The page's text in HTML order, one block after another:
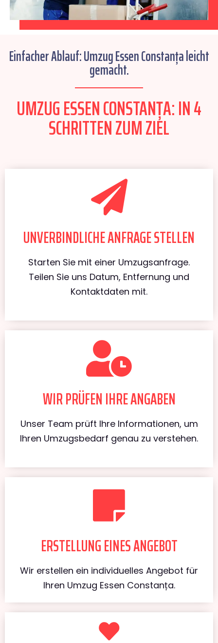
Einfacher Ablauf: Umzug Essen Constanța leicht
gemacht.
UMZUG ESSEN CONSTANȚA: IN 4
SCHRITTEN ZUM ZIEL
UNVERBINDLICHE ANFRAGE STELLEN
Starten Sie mit einer Umzugsanfrage.
Teilen Sie uns Datum, Entfernung und
Kontaktdaten mit.
WIR PRÜFEN IHRE ANGABEN
Unser Team prüft Ihre Informationen, um
Ihren Umzugsbedarf genau zu verstehen.
ERSTELLUNG EINES ANGEBOT
Wir erstellen ein individuelles Angebot für
Ihren Umzug Essen Constanța.